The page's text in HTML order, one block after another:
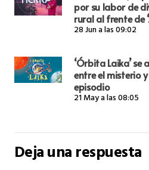
por su labor de
rural al frente de
28 Jun a las 09:02
‘Órbita Laika’
entre el misterio
episodio
21 May a las 08:05
Deja una respuesta